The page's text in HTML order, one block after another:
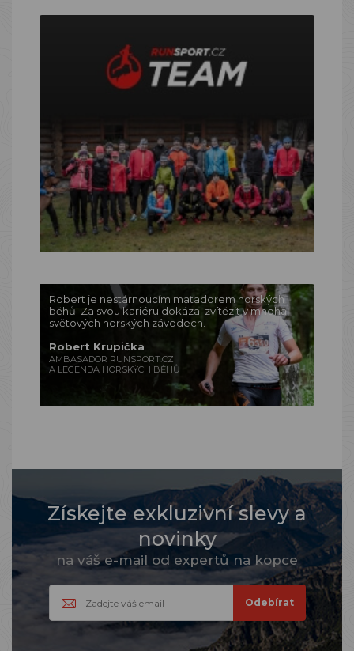
Robert je nestárnoucím matadorem horských
běhů. Za svou kariéru dokázal zvítězit v mnoha
světových horských závodech.
Robert Krupička
AMBASADOR RUNSPORT.CZ
A LEGENDA HORSKÝCH BĚHŮ
Získejte exkluzivní slevy a
novinky
na váš e-mail od expertů na kopce